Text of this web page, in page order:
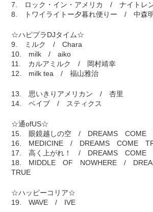
7. ロック・イン・アメリカ / ナイトレ
8. トワイライトー夕暮れ便りー / 中森
☆ハピプラDJタイム☆
9. ミルク / Chara
10. milk / aiko
11. カルアミルク / 岡村靖幸
12. milk tea / 福山雅治
13. 思いきりアメリカン / 杏里
14. ベイブ / スティクス
☆通ofUS☆
15. 眼鏡越しの空 / DREAMS COME
16. MEDICINE / DREAMS COME
17. 高く上がれ！ / DREAMS COME
18. MIDDLE OF NOWHERE /
TRUE
☆ハッピーコリア☆
19. WAVE / IVE